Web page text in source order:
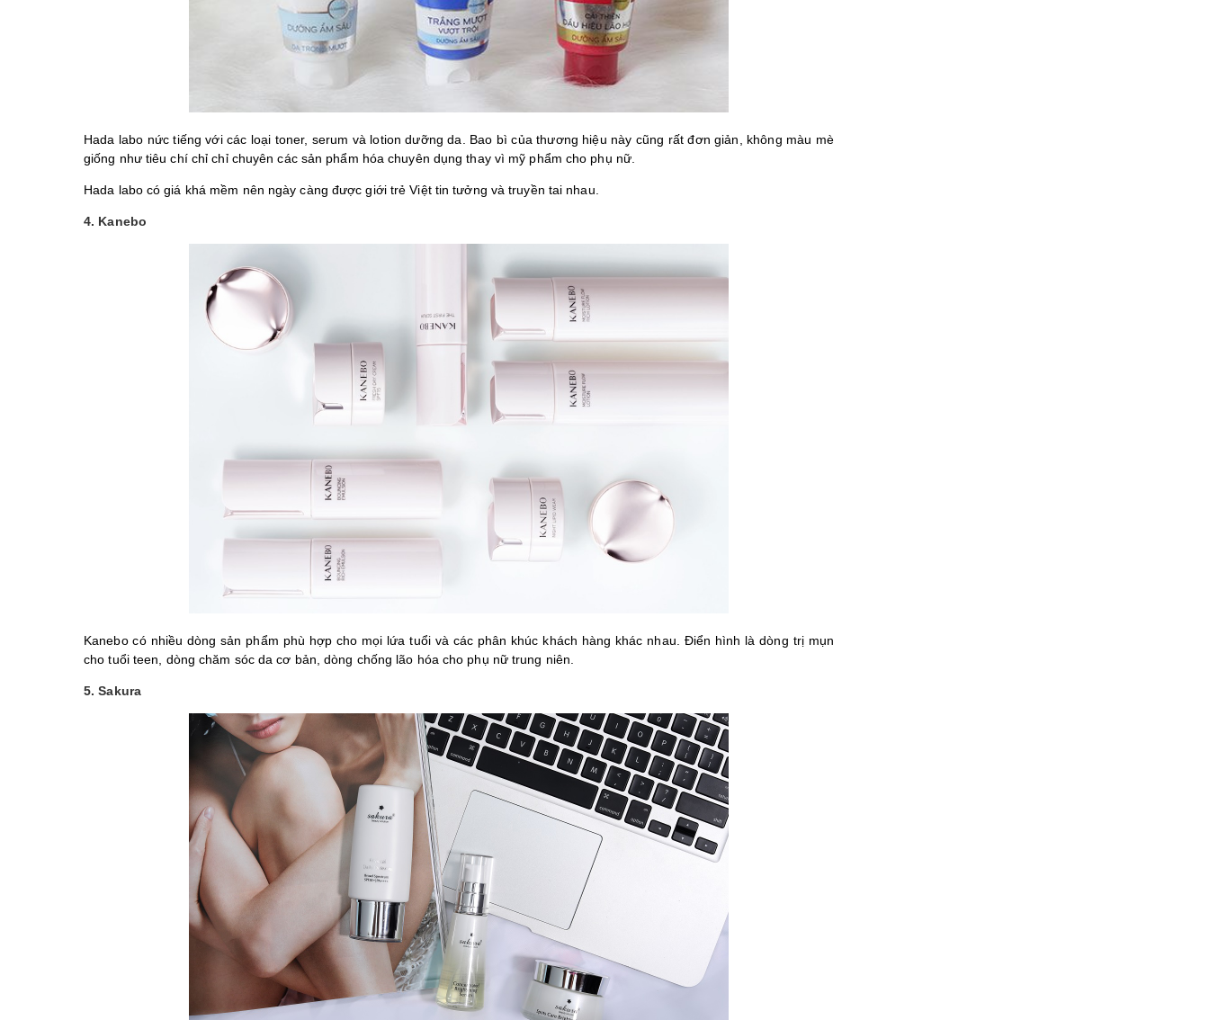
Hada labo nức tiếng với các loại toner, serum và lotion dưỡng da. Bao bì của thương hiệu này cũng rất đơn giản, không màu mè
giống như tiêu chí chỉ chỉ chuyên các sản phẩm hóa chuyên dụng thay vì mỹ phẩm cho phụ nữ.
Hada labo có giá khá mềm nên ngày càng được giới trẻ Việt tin tưởng và truyền tai nhau.
4. Kanebo
Kanebo có nhiều dòng sản phẩm phù hợp cho mọi lứa tuổi và các phân khúc khách hàng khác nhau. Điển hình là dòng trị mụn
cho tuổi teen, dòng chăm sóc da cơ bản, dòng chống lão hóa cho phụ nữ trung niên.
5. Sakura